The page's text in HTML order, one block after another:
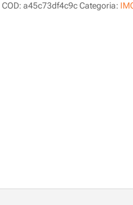
COD: a45c73df4c9c Categoria: